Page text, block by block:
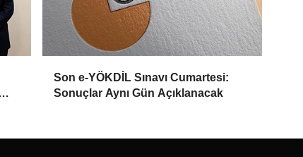
Son e-YÖKDİL Sınavı Cumartesi:
Sonuçlar Aynı Gün Açıklanacak